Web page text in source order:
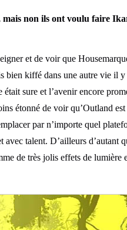
non ils ont voulu faire
et de voir que
bien kiffé dans une autre vie il
était sure et l’avenir encore
étonné de voir qu’Outland
par n’importe quel
talent. D’ailleurs d’autant
de très jolis effets de